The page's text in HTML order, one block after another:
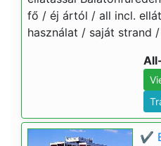
fő / éj ártól / all incl.
használat / saját strand
✔️